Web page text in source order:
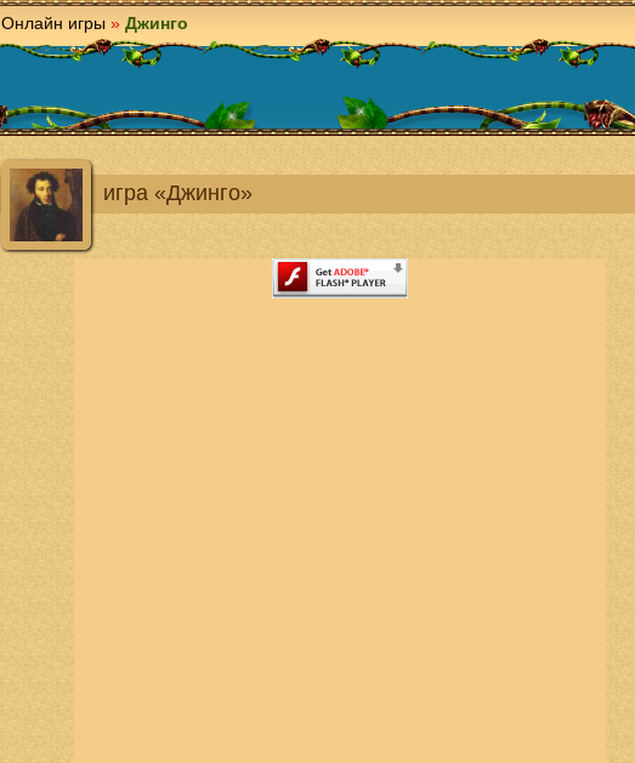
Онлайн игры » Джинго
игра «Джинго»